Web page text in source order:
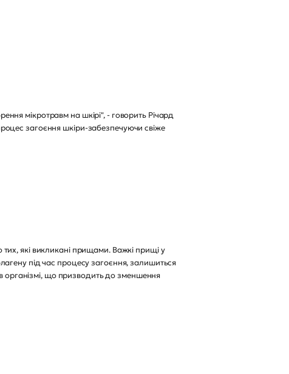
мікротравм на шкірі", - говорить Річард
загоєння шкіри-забезпечуючи свіже
які викликані прищами. Важкі прищі у
під час процесу загоєння, залишиться
що призводить до зменшення